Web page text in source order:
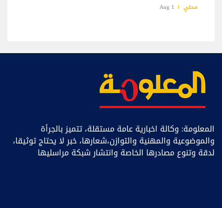
محلي 1 Aug
المعلومة: وكالة اخبارية عامة مستقلة، تتميز بالجرأة
والموضوعية والمهنية والتوازن،شعارها، خبر ﻻ يحتاج توثيقا،
لدقة وتنوع مصادرها الخاصة وانتشار شبكة مراسليها